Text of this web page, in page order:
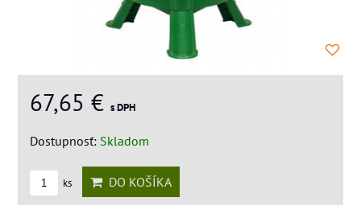
67,65 € s DPH
Dostupnosť: Skladom
ks DO KOŠÍKA